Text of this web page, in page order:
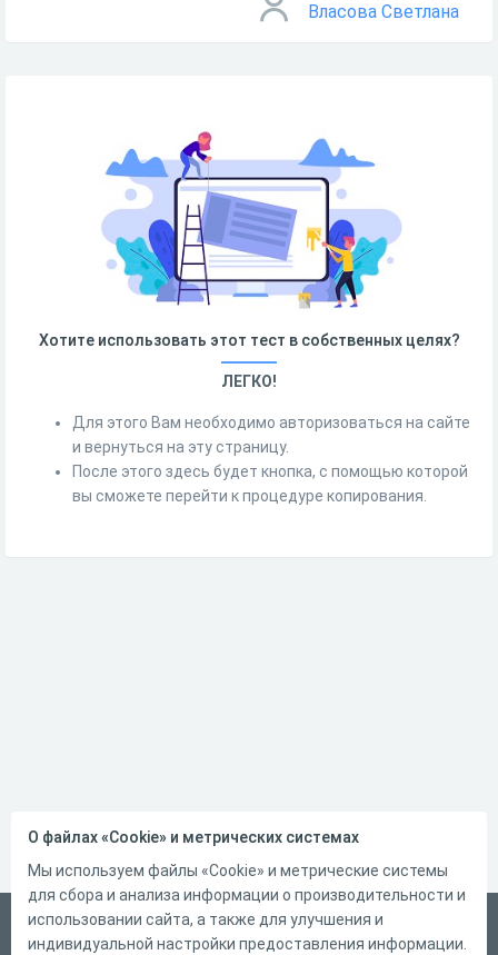
Власова Светлана
Хотите использовать этот тест в собственных целях?
ЛЕГКО!
Для этого Вам необходимо авторизоваться на сайте
и вернуться на эту страницу.
После этого здесь будет кнопка, с помощью которой
вы сможете перейти к процедуре копирования.
Русский
О файлах «Cookie» и метрических системах
Мы используем файлы «Cookie» и метрические системы
для сбора и анализа информации о производительности и
использовании сайта, а также для улучшения и
индивидуальной настройки предоставления информации.